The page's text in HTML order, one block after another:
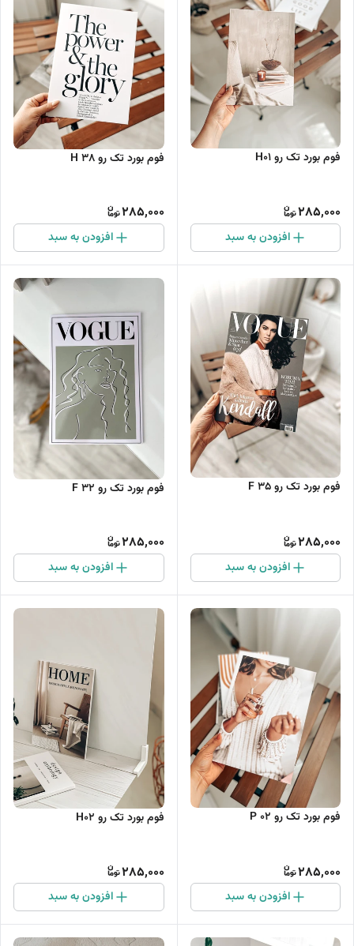
فوم بورد تک رو H01
285,000
افزودن به سبد
فوم بورد تک رو H 38
285,000
افزودن به سبد
فوم بورد تک رو F 35
285,000
افزودن به سبد
فوم بورد تک رو F 32
285,000
افزودن به سبد
فوم بورد تک رو P 02
285,000
افزودن به سبد
فوم بورد تک رو H02
285,000
افزودن به سبد